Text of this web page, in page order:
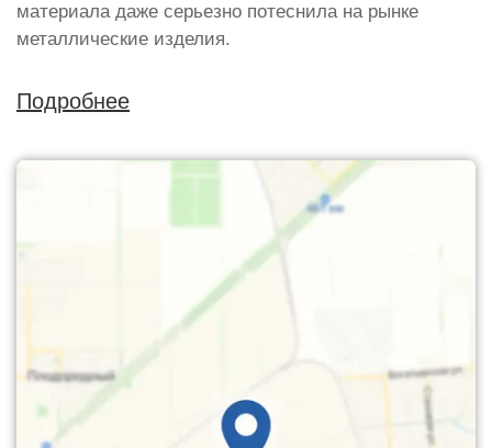
материала даже серьезно потеснила на рынке
металлические изделия.
Подробнее